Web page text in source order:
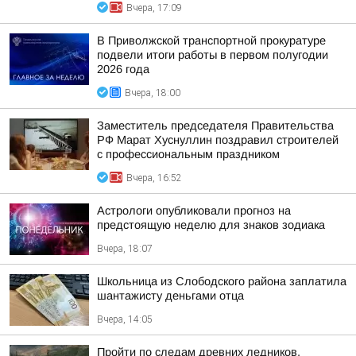
Вчера, 17:09
В Приволжской транспортной прокуратуре
подвели итоги работы в первом полугодии
2026 года
Вчера, 18:00
Заместитель председателя Правительства
РФ Марат Хуснуллин поздравил строителей
с профессиональным праздником
Вчера, 16:52
Астрологи опубликовали прогноз на
предстоящую неделю для знаков зодиака
Вчера, 18:07
Школьница из Слободского района заплатила
шантажисту деньгами отца
Вчера, 14:05
Пройти по следам древних ледников,